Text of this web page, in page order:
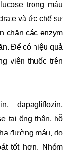
trong máu
và ức chế sự
chặn các enzym
Để có hiệu quả
viên thuốc trên
dapagliflozin,
tại ống thận, hỗ
đường máu, do
tốt hơn. Nhóm